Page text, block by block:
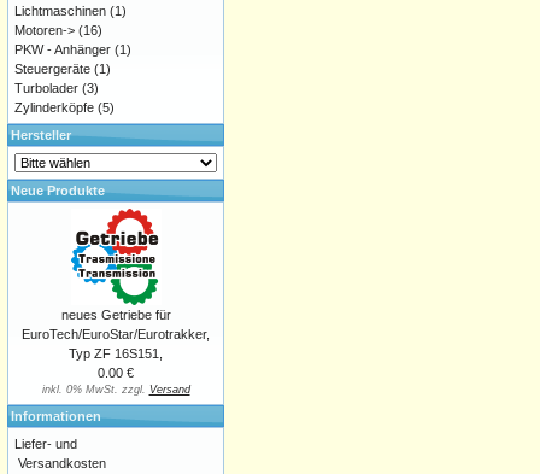
Lichtmaschinen (1)
Motoren-> (16)
PKW - Anhänger (1)
Steuergeräte (1)
Turbolader (3)
Zylinderköpfe (5)
Hersteller
Neue Produkte
neues Getriebe für
EuroTech/EuroStar/Eurotrakker,
Typ ZF 16S151,
0.00 €
inkl. 0% MwSt. zzgl. Versand
Informationen
Liefer- und
Versandkosten